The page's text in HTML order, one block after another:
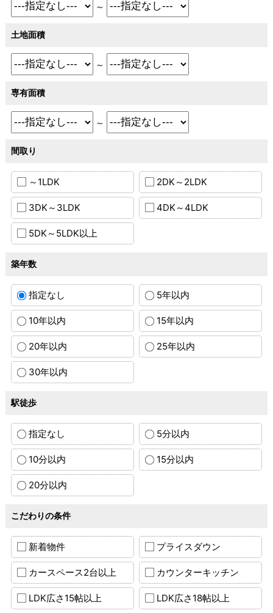
～
土地面積
～
専有面積
～
間取り
～1LDK 2DK～2LDK
3DK～3LDK 4DK～4LDK
5DK～5LDK以上
築年数
指定なし 5年以内
10年以内 15年以内
20年以内 25年以内
30年以内
駅徒歩
指定なし 5分以内
10分以内 15分以内
20分以内
こだわりの条件
新着物件 プライスダウン
カースペース2台以上 カウンターキッチン
LDK広さ15帖以上 LDK広さ18帖以上